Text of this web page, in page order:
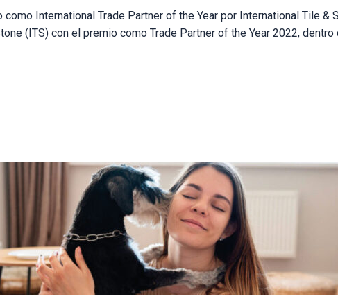
International Trade Partner of the Year por International Tile &
(ITS) con el premio como Trade Partner of the Year 2022,